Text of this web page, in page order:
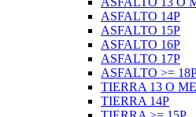
ASFALTO 14P
ASFALTO 15P
ASFALTO 16P
ASFALTO 17P
ASFALTO >=
TIERRA 13 O
TIERRA 14P